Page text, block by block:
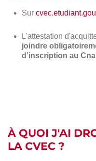
Sur
L'attestation
joindre
d’inscription au
À QUOI J'AI
LA CVEC ?